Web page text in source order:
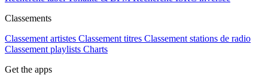
Classements
Classement artistes Classement titres Classement stations de radio
Classement playlists Charts
Get the apps